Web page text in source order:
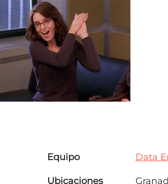
Equipo Data
Ubicaciones